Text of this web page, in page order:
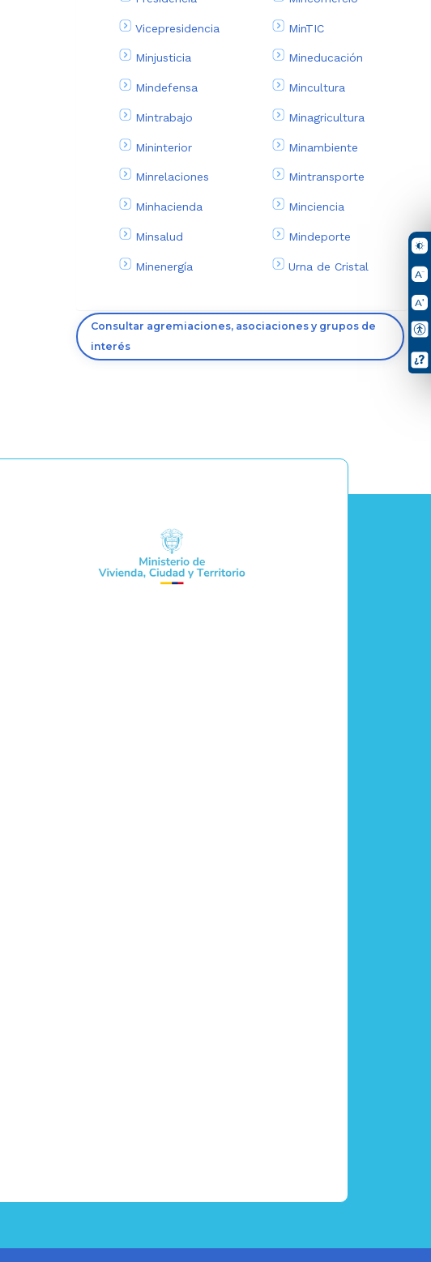
Vicepresidencia
Minjusticia
Mindefensa
Mintrabajo
Mininterior
Minrelaciones
Minhacienda
Minsalud
Minenergía
MinTIC
Mineducación
Mincultura
Minagricultura
Minambiente
Mintransporte
Minciencia
Mindeporte
Urna de Cristal
Consultar agremiaciones, asociaciones y grupos de
interés